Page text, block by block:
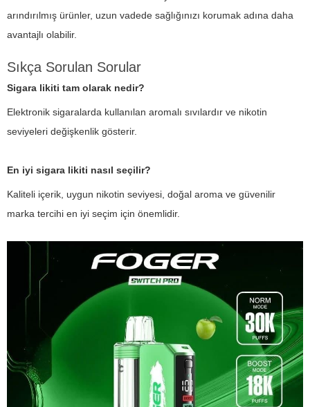
arındırılmış ürünler, uzun vadede sağlığınızı korumak adına daha
avantajlı olabilir.
Sıkça Sorulan Sorular
Sigara likiti tam olarak nedir?
Elektronik sigaralarda kullanılan aromalı sıvılardır ve nikotin
seviyeleri değişkenlik gösterir.
En iyi sigara likiti nasıl seçilir?
Kaliteli içerik, uygun nikotin seviyesi, doğal aroma ve güvenilir
marka tercihi en iyi seçim için önemlidir.